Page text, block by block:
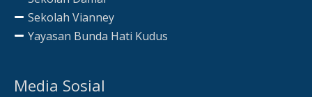
Sekolah Vianney
Yayasan Bunda Hati Kudus
Media Sosial